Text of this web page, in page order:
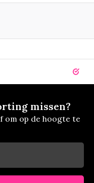
14 dagen
missen?
om op de hoogte te